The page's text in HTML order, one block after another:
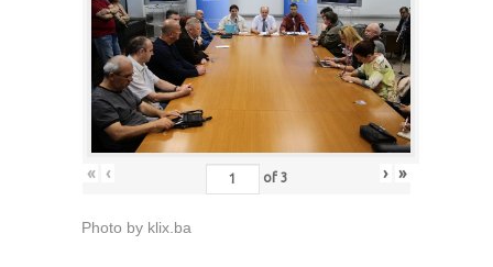
« ‹ of 3 › »
Photo by klix.ba